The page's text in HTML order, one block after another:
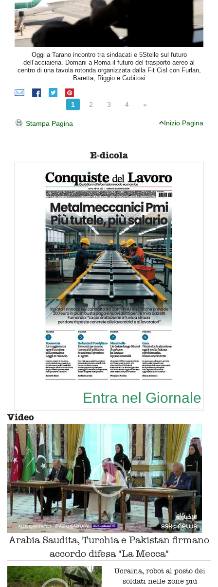
Oggi a Tarano incontro tra sindacati e 5Stelle sul futuro
dell’acciaieria. Domani a Roma il futuro del trasporto aereo al
centro di una tavola rotonda organizzata dalla Fit Cisl con Furlan,
Baretta, Riggio e Gubitosi
1 2 3 4 »
Stampa Pagina Inizio Pagina
E-dicola
Entra nel Giornale
Video
Arabia Saudita, Turchia e Pakistan firmano
accordo difesa "La Mecca"
Ucraina, robot al posto dei
soldati nelle zone più